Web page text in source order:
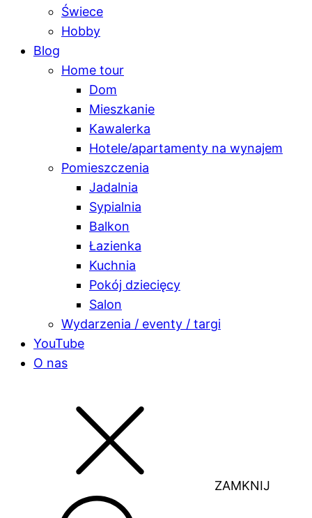
Świece
Hobby
Blog
Home tour
Dom
Mieszkanie
Kawalerka
Hotele/apartamenty na wynajem
Pomieszczenia
Jadalnia
Sypialnia
Balkon
Łazienka
Kuchnia
Pokój dziecięcy
Salon
Wydarzenia / eventy / targi
YouTube
O nas
ZAMKNIJ